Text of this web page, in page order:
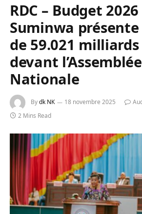
RDC – Budget
Suminwa
de 59.021 milliards
devant l’Assemblée
Nationale
Bydk NK 18 novembre 2025
2 Mins Read